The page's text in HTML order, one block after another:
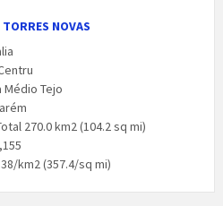
NOVAS
Tejo
270.0 km2 (104.2 sq mi)
km2 (357.4/sq mi)